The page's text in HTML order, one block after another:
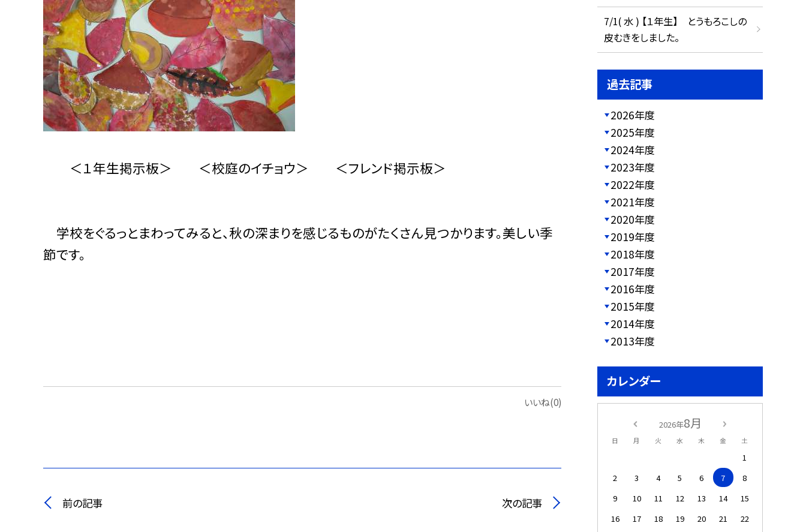
＜１年生掲示板＞ ＜校庭のイチョウ＞ ＜フレンド掲示板＞
学校をぐるっとまわってみると、秋の深まりを感じるものがたくさん見つかります。美しい季
節です。
いいね(0)
前の記事 次の記事
7/1( 水 ) 【１年生】 とうもろこしの
皮むきをしました。
過去記事
2026年度
2025年度
2024年度
2023年度
2022年度
2021年度
2020年度
2019年度
2018年度
2017年度
2016年度
2015年度
2014年度
2013年度
カレンダー
2026年8月
日 月 火 水 木 金 土
1
2
3 4 5 6 7
8
9
10 11 12 13 14
15
16
17 18 19 20 21
22